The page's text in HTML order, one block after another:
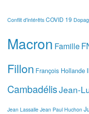
Conflit d'intérêts COVID 19
Macron Famille
Fillon François Hollande
CambadélisJean-
Jean Lassalle Jean Paul Huchon